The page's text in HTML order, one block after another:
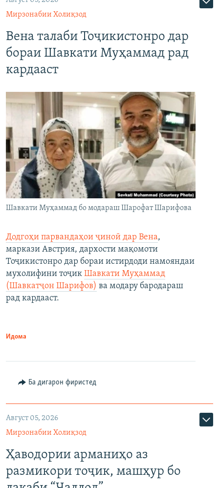
Мирзонабии Холиқзод
Вена талаби Тоҷикистонро дар
бораи Шавкати Муҳаммад рад
кардааст
Шавкати Муҳаммад бо модараш Шарофат Шарифова
Додгоҳи парвандаҳои ҷиноӣ дар Вена,
маркази Австрия, дархости мақомоти
Тоҷикистонро дар бораи истирдоди намояндаи
мухолифини тоҷик Шавкати Муҳаммад
(Шавкатҷон Шарифов) ва модару бародараш
рад кардааст.
Идома
Ба дигарон фиристед
Август 05, 2026
Мирзонабии Холиқзод
Ҳаводории арманиҳо аз
размикори тоҷик, машҳур бо